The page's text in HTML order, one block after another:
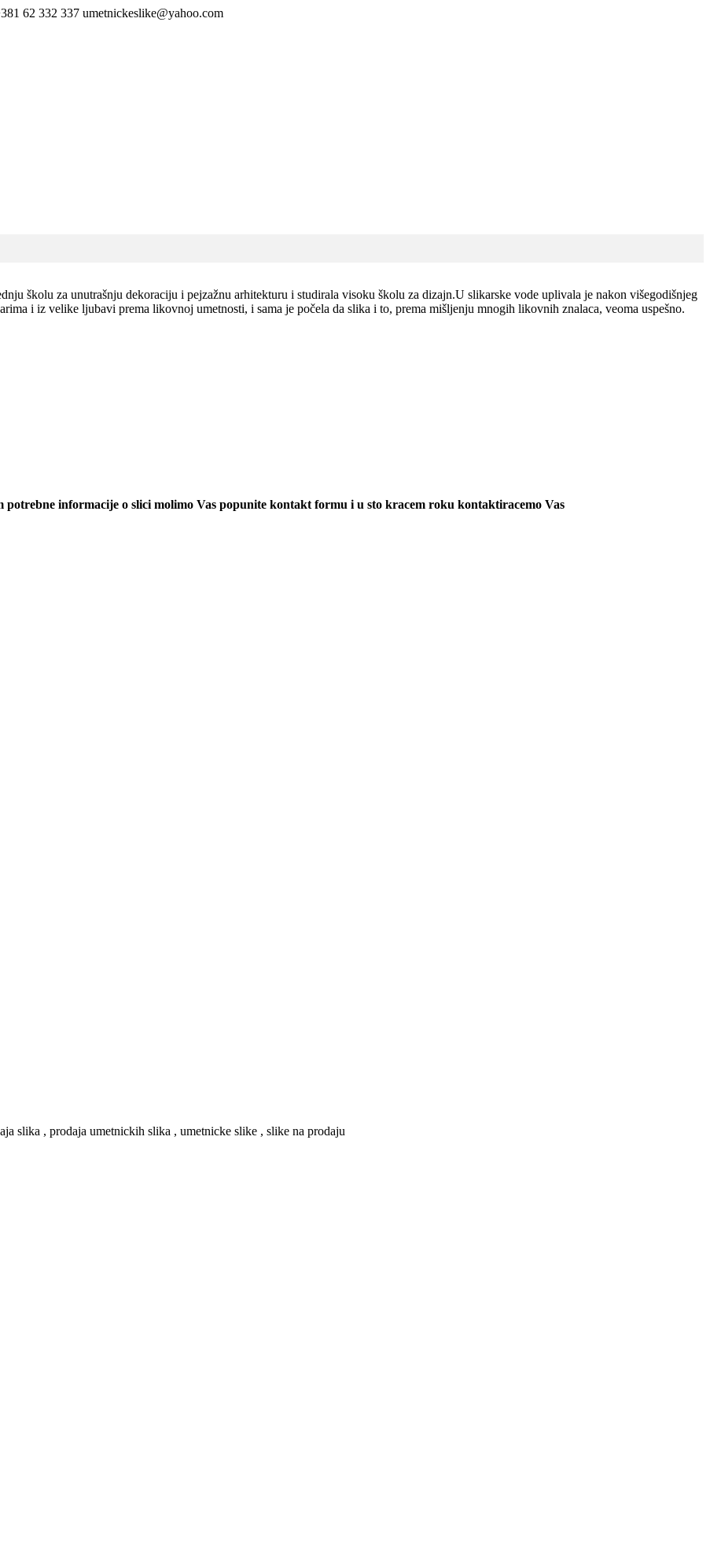
62 332 337 umetnickeslike@yahoo.com
školu za unutrašnju dekoraciju i pejzažnu arhitekturu i studirala visoku školu za dizajn.U slikarske vode uplivala je nakon višegodišnjeg
i iz velike ljubavi prema likovnoj umetnosti, i sama je počela da slika i to, prema mišljenju mnogih likovnih znalaca, veoma uspešno.
potrebne informacije o slici molimo Vas popunite kontakt formu i u sto kracem roku kontaktiracemo Vas
slika , prodaja umetnickih slika , umetnicke slike , slike na prodaju